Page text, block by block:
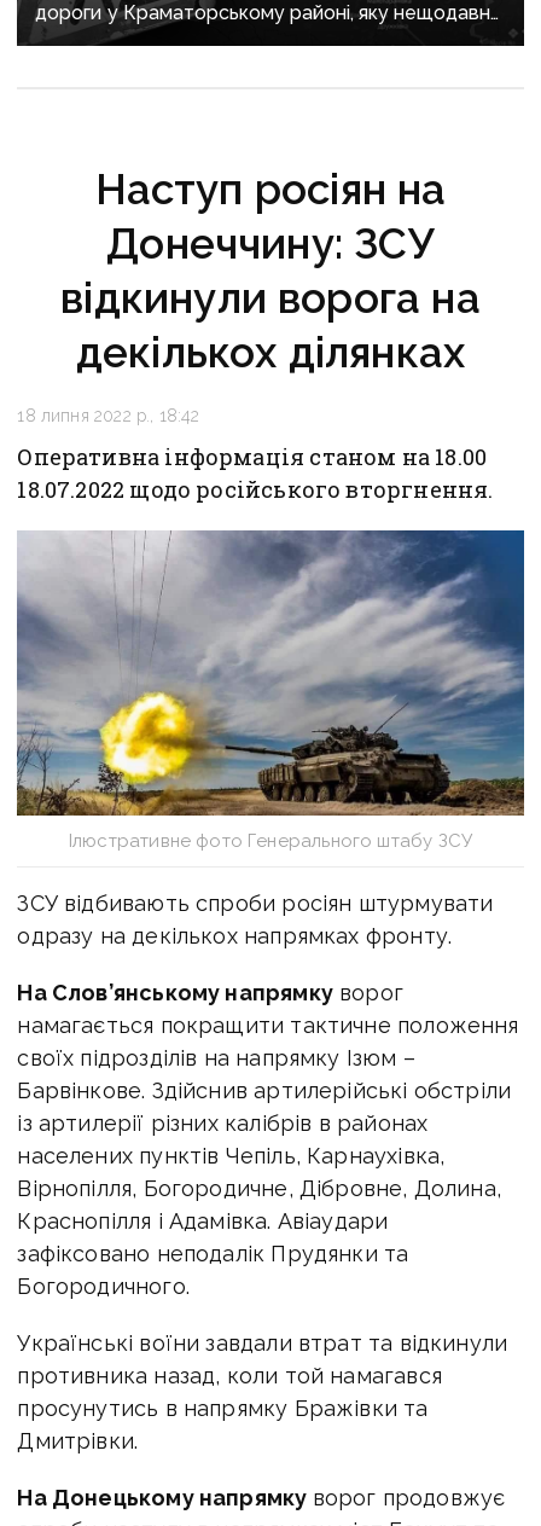
дороги у Краматорському районі, яку нещодавно
вже ремонтували
Наступ росіян на
Донеччину: ЗСУ
відкинули ворога на
декількох ділянках
18 липня 2022 р., 18:42
Оперативна інформація станом на 18.00
18.07.2022 щодо російського вторгнення.
Ілюстративне фото Генерального штабу ЗСУ
ЗСУ відбивають спроби росіян штурмувати
одразу на декількох напрямках фронту.
На Слов’янському напрямкуворог
намагається покращити тактичне положення
своїх підрозділів на напрямку Ізюм –
Барвінкове. Здійснив артилерійські обстріли
із артилерії різних калібрів в районах
населених пунктів Чепіль, Карнаухівка,
Вірнопілля, Богородичне, Дібровне, Долина,
Краснопілля і Адамівка. Авіаудари
зафіксовано неподалік Прудянки та
Богородичного.
Українські воїни завдали втрат та відкинули
противника назад, коли той намагався
просунутись в напрямку Бражівки та
Дмитрівки.
На Донецькому напрямку ворог продовжує